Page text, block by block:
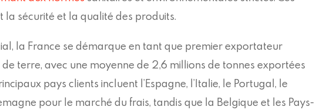
la sécurité et la qualité des produits.
la France se démarque en tant que premier exportateur
terre, avec une moyenne de 2,6 millions de tonnes exportées
pays clients incluent l’Espagne, l’Italie, le Portugal, le
pour le marché du frais, tandis que la Belgique et les Pays-